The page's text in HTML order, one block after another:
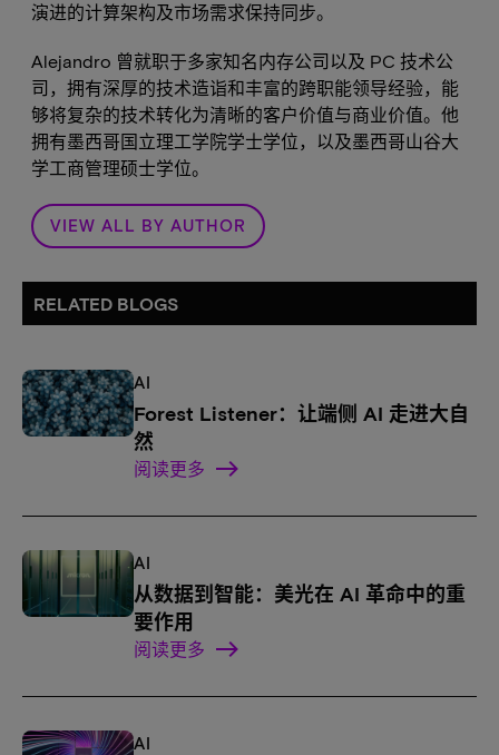
演进的计算架构及市场需求保持同步。
Alejandro 曾就职于多家知名内存公司以及 PC 技术公
司，拥有深厚的技术造诣和丰富的跨职能领导经验，能
够将复杂的技术转化为清晰的客户价值与商业价值。他
拥有墨西哥国立理工学院学士学位，以及墨西哥山谷大
学工商管理硕士学位。
VIEW ALL BY AUTHOR
RELATED BLOGS
AI
Forest Listener：让端侧 AI 走进大自
然
阅读更多
AI
从数据到智能：美光在 AI 革命中的重
要作用
阅读更多
AI